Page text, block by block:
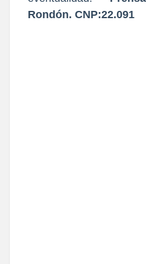
Rondón. CNP:22.091